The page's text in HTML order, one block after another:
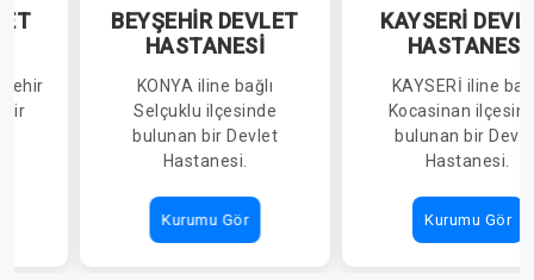
bir
BEYŞEHİR DEVLET
HASTANESİ
KONYA iline bağlı
Selçuklu ilçesinde
bulunan bir Devlet
Hastanesi.
Kurumu Gör
KAYSERİ
HASTANESİ
KAYSERİ iline
Kocasinan
bulunan bir
Hastanesi.
Kurumu Gör